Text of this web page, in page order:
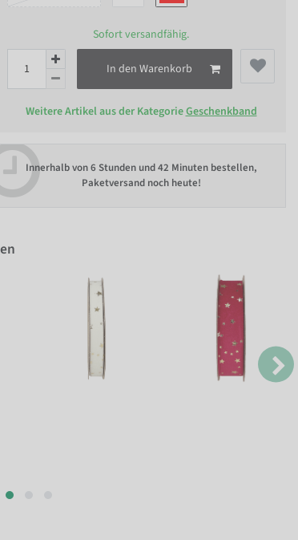
Sofort versandfähig.
In den Warenkorb
Weitere Artikel aus der KategorieGeschenkband
Innerhalb von6 Stunden und 42 Minuten bestellen,
Paketversand noch heute!